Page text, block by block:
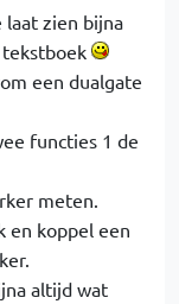
laat zien bijna
een dualgate
functies 1 de
meten.
en koppel een
altijd wat